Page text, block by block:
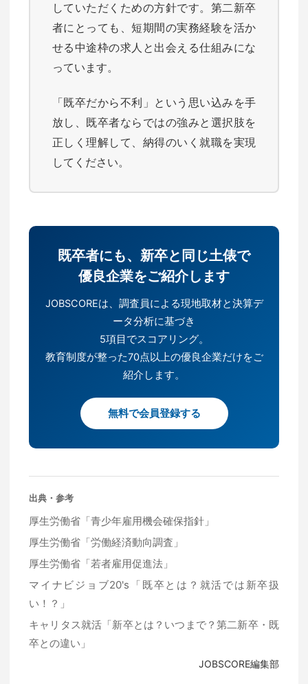
していただくための方針です。第二新卒
者にとっても、短期間の実務経験を活か
せる中途枠の求人と出会える仕組みにな
っています。
「既卒だから不利」という思い込みを手
放し、既卒者ならではの強みと選択肢を
正しく理解して、納得のいく就職を実現
してください。
既卒者にも、新卒と同じ土俵で
優良企業をご紹介します
JOBSCOREは、調査員による現地取材と決算デ
ータ分析に基づき
5項目でスコアリング。
教育制度が整った70点以上の優良企業だけをご
紹介します。
無料で会員登録する
出典・参考
厚生労働省「青少年雇用機会確保指針」
厚生労働省「労働経済動向調査」
厚生労働省「若者雇用促進法」
マイナビジョブ20's「既卒とは？就活では新卒扱
い！？」
キャリタス就活「新卒とは？いつまで？第二新卒・既
卒との違い」
JOBSCORE編集部